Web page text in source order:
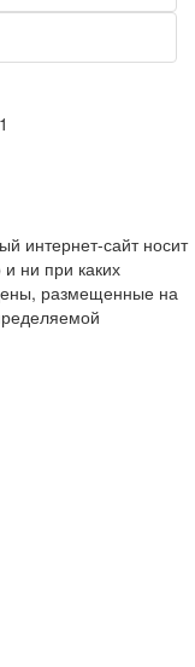
интернет-сайт носит
ни при каких
размещенные на